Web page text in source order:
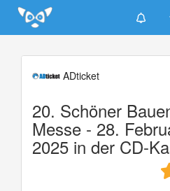
Update cookies preferences
ADticket
20. Schöner
Messe - 28.
2025 in der CD-